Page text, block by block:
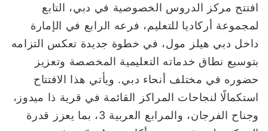
افتتح مركز الدروس الخصوصية في دبي، التابع
لمجموعة أركاديا للتعليم، فرعه الرابع في الإمارة
داخل دبي هيلز مول، في خطوة جديدة تعكس التزامه
بتوسيع نطاق خدماته التعليمية المخصصة وتعزيز
حضوره في مختلف أنحاء دبي. ويأتي هذا الافتتاح
استكمالًا لنجاحات المراكز القائمة في قرية ذا ميدوز،
وجناح الفرجان، والمرابع العربية 3، بما يعزز قدرة